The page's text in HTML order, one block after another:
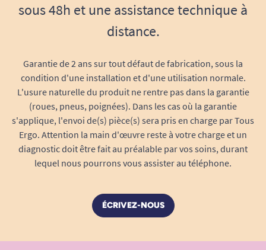
sous 48h et une assistance technique à
distance.
Garantie de 2 ans sur tout défaut de fabrication, sous la
condition d'une installation et d'une utilisation normale.
L'usure naturelle du produit ne rentre pas dans la garantie
(roues, pneus, poignées). Dans les cas où la garantie
s'applique, l'envoi de(s) pièce(s) sera pris en charge par Tous
Ergo. Attention la main d'œuvre reste à votre charge et un
diagnostic doit être fait au préalable par vos soins, durant
lequel nous pourrons vous assister au téléphone.
ÉCRIVEZ-NOUS